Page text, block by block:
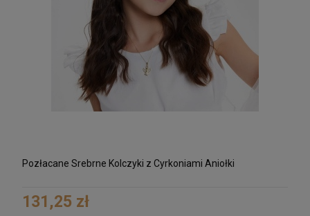
Pozłacane Srebrne Kolczyki z Cyrkoniami Aniołki
131,25 zł